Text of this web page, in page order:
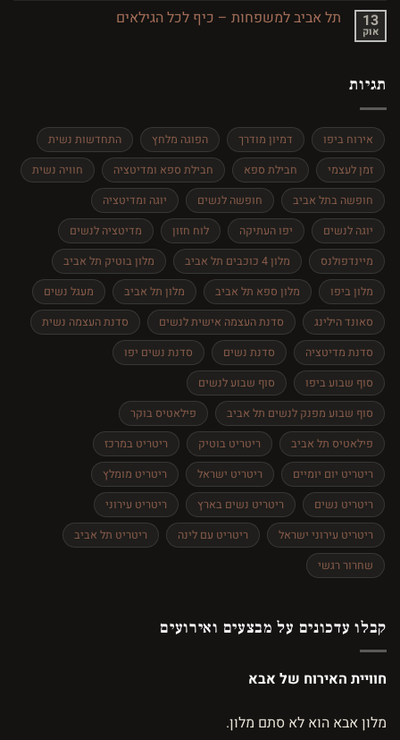
אמנות 13
אוק
תל אביב למשפחות – כיף לכל הגילאים
לכל
הגילאים
תגיות
אירוח ביפו דמיון מודרך הפוגה מלחץ
התחדשות נשית
זמן לעצמי
חבילת ספא חבילת ספא ומדיטציה
חוויה נשית
חופשה בתל אביב
חופשה לנשים
יוגה ומדיטציה
יוגה לנשים
יפו העתיקה לוח חזון
מדיטציה לנשים
מיינדפולנס
מלון 4 כוכבים תל אביב
מלון בוטיק תל אביב
מלון ביפו
מלון ספא תל אביב מלון תל אביב
מעגל נשים
סאונד הילינג
סדנת העצמה אישית לנשים
סדנת העצמה נשית
סדנת מדיטציה
סדנת נשים
סדנת נשים יפו
סוף שבוע ביפו
סוף שבוע לנשים
סוף שבוע מפנק לנשים תל אביב
פילאטיס בוקר
פילאטיס תל אביב
ריטריט בוטיק
ריטריט במרכז
ריטריט יום יומיים
ריטריט ישראל
ריטריט מומלץ
ריטריט נשים
ריטריט נשים בארץ
ריטריט עירוני
ריטריט עירוני ישראל
ריטריט עם לינה
ריטריט תל אביב
שחרור רגשי
קבלו עדכונים על מבצעים ואירועים
חוויית האירוח של אבא
מלון אבא הוא לא סתם מלון.